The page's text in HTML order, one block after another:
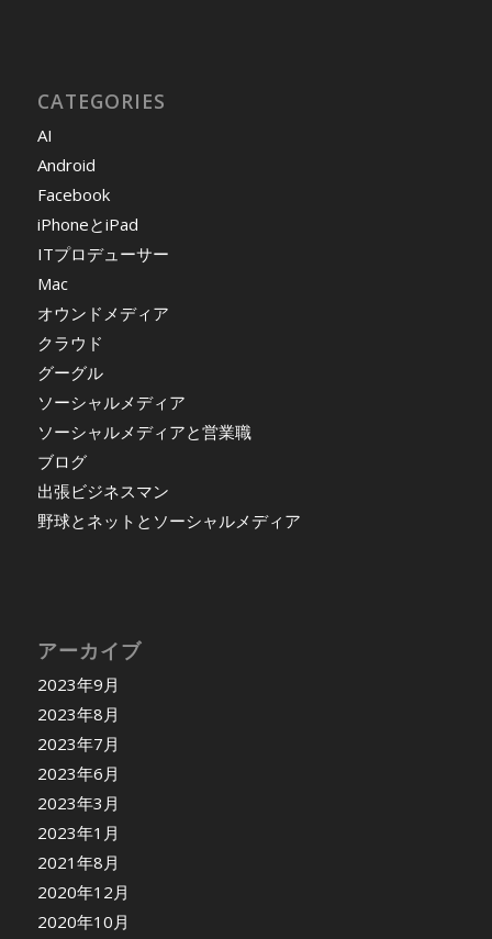
CATEGORIES
AI
Android
Facebook
iPhoneとiPad
ITプロデューサー
Mac
オウンドメディア
クラウド
グーグル
ソーシャルメディア
ソーシャルメディアと営業職
ブログ
出張ビジネスマン
野球とネットとソーシャルメディア
アーカイブ
2023年9月
2023年8月
2023年7月
2023年6月
2023年3月
2023年1月
2021年8月
2020年12月
2020年10月